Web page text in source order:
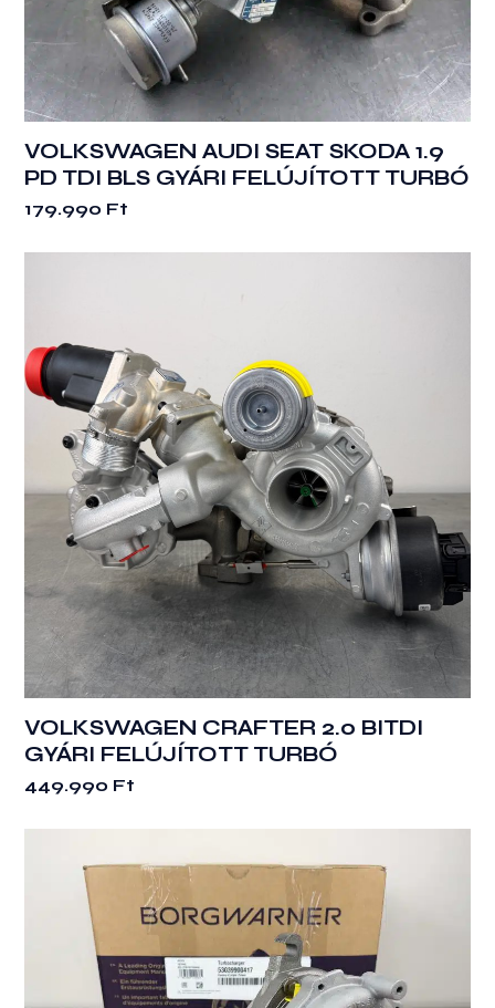
VOLKSWAGEN AUDI SEAT SKODA 1.9
PD TDI BLS GYÁRI FELÚJÍTOTT TURBÓ
179.990 Ft
VOLKSWAGEN CRAFTER 2.0 BITDI
GYÁRI FELÚJÍTOTT TURBÓ
449.990 Ft